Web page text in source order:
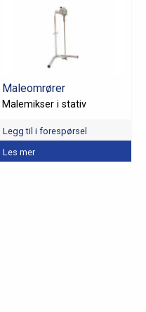
Alternativene
på
produktsiden
Maleomrører
Malemikser i stativ
Legg til i forespørsel
Les mer